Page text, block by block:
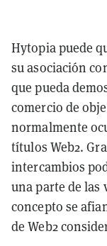
Hytopia puede
su asociación
que pueda
comercio de
normalmente
títulos Web2.
intercambios
una parte de las
concepto se
de Web2